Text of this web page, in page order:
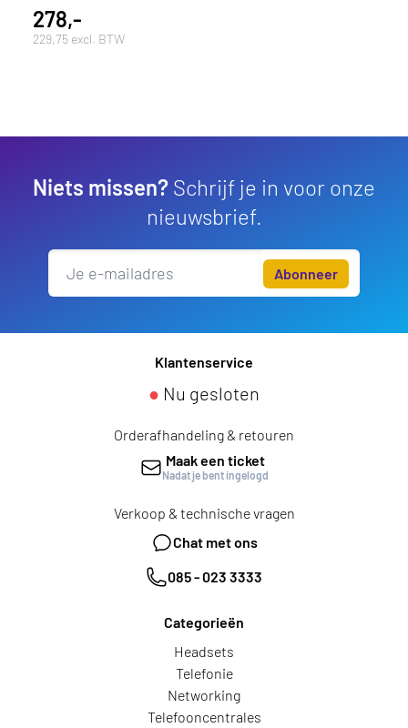
278,-
229,75 excl. BTW
Niets missen? Schrijf je in voor onze
nieuwsbrief.
Abonneer
Klantenservice
● Nu gesloten
Orderafhandeling & retouren
Maak een ticket
Nadat je bent ingelogd
Verkoop & technische vragen
Chat met ons
085 - 023 3333
Categorieën
Headsets
Telefonie
Networking
Telefooncentrales